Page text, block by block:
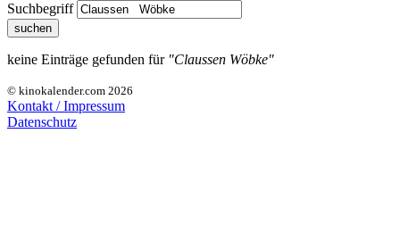
Suchbegriff
suchen
keine Einträge gefunden für "Claussen Wöbke"
© kinokalender.com 2026
Kontakt / Impressum
Datenschutz